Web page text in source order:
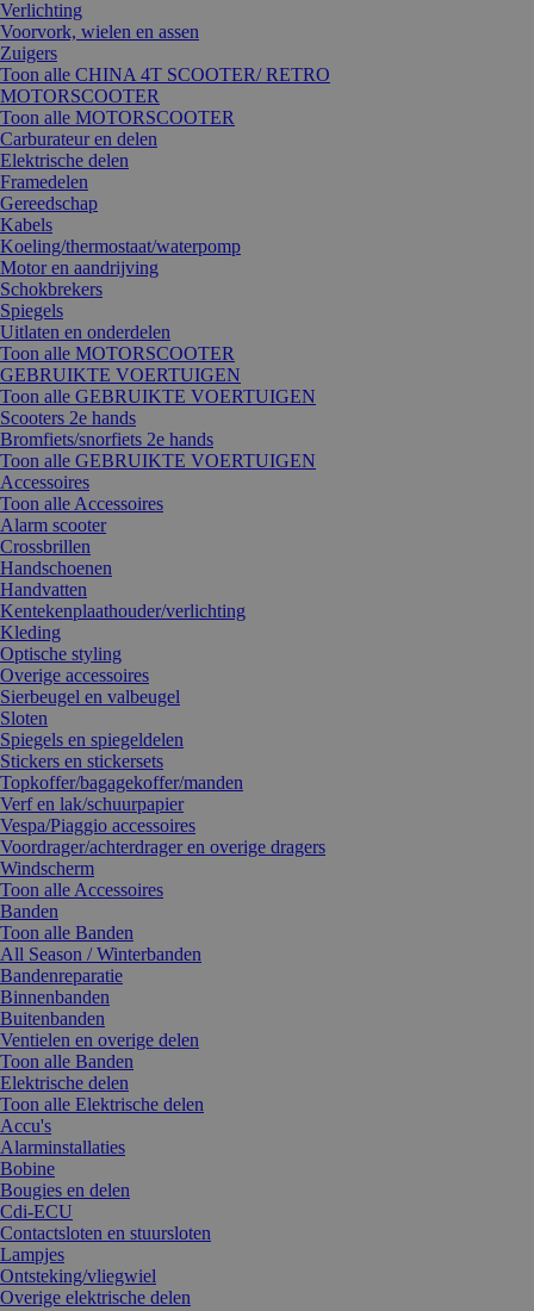
Verlichting
Voorvork, wielen en assen
Zuigers
Toon alle CHINA 4T SCOOTER/ RETRO
MOTORSCOOTER
Toon alle MOTORSCOOTER
Carburateur en delen
Elektrische delen
Framedelen
Gereedschap
Kabels
Koeling/thermostaat/waterpomp
Motor en aandrijving
Schokbrekers
Spiegels
Uitlaten en onderdelen
Toon alle MOTORSCOOTER
GEBRUIKTE VOERTUIGEN
Toon alle GEBRUIKTE VOERTUIGEN
Scooters 2e hands
Bromfiets/snorfiets 2e hands
Toon alle GEBRUIKTE VOERTUIGEN
Accessoires
Toon alle Accessoires
Alarm scooter
Crossbrillen
Handschoenen
Handvatten
Kentekenplaathouder/verlichting
Kleding
Optische styling
Overige accessoires
Sierbeugel en valbeugel
Sloten
Spiegels en spiegeldelen
Stickers en stickersets
Topkoffer/bagagekoffer/manden
Verf en lak/schuurpapier
Vespa/Piaggio accessoires
Voordrager/achterdrager en overige dragers
Windscherm
Toon alle Accessoires
Banden
Toon alle Banden
All Season / Winterbanden
Bandenreparatie
Binnenbanden
Buitenbanden
Ventielen en overige delen
Toon alle Banden
Elektrische delen
Toon alle Elektrische delen
Accu's
Alarminstallaties
Bobine
Bougies en delen
Cdi-ECU
Contactsloten en stuursloten
Lampjes
Ontsteking/vliegwiel
Overige elektrische delen